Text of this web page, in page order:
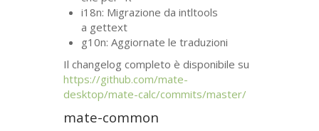
i18n: Migrazione da intltools
a gettext
g10n: Aggiornate le traduzioni
Il changelog completo è disponibile su
https://github.com/mate-
desktop/mate-calc/commits/master/
mate-common